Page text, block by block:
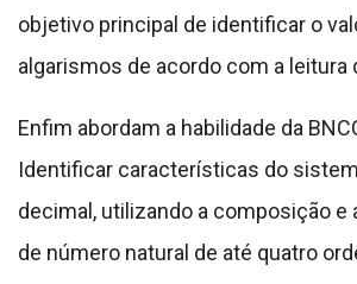
objetivo principal de identificar o
algarismos de acordo com a leitura
Enfim abordam a habilidade da
Identificar características do
decimal, utilizando a composição e
de número natural de até quatro